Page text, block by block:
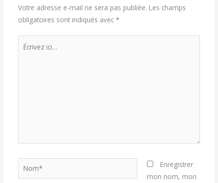
Votre adresse e-mail ne sera pas publiée. Les champs
obligatoires sont indiqués avec *
Écrivez
Nom*
Enregistrer
mon nom, mon